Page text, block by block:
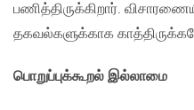
பணித்திருக்கிறார்.
தகவல்களுக்காக
பொறுப்புக்கூறல் இல்லாமை